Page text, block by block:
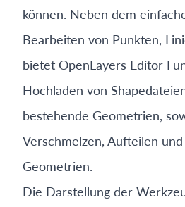
können. Neben dem
Bearbeiten von Punkten,
bietet OpenLayers Editor
Hochladen von
bestehende Geometrien,
Verschmelzen, Aufteilen
Geometrien.
Die Darstellung der